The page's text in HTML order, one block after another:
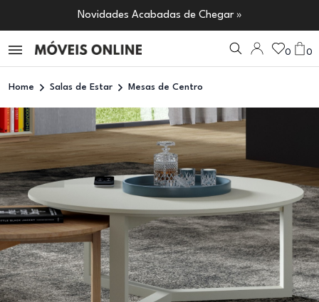
Novidades Acabadas de Chegar »
0 0
Home Salas de Estar Mesas de Centro